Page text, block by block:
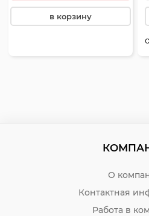
в корзину
О
Контактная
Работа в